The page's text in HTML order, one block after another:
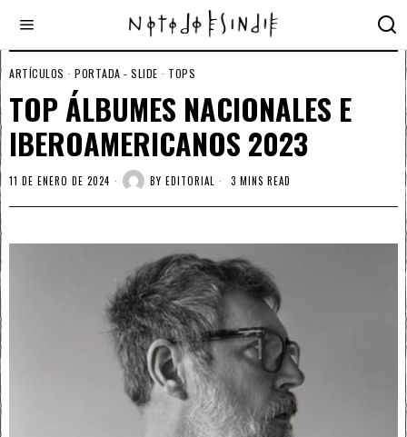
ARTÍCULOS · PORTADA - SLIDE · TOPS
TOP ÁLBUMES NACIONALES E
IBEROAMERICANOS 2023
11 DE ENERO DE 2024 BY EDITORIAL 3 MINS READ